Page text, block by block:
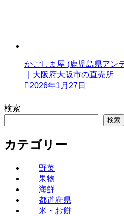
かごしま屋 (鹿児島県アン
｜大阪府大阪市の直売所
2026年1月27日
検索
検索
カテゴリー
野菜
果物
海鮮
都道府県
米・お餅